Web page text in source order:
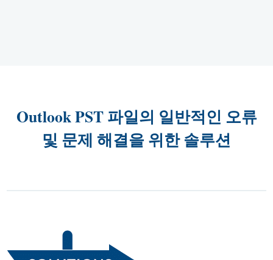
Outlook PST 파일의 일반적인 오류
및 문제 해결을 위한 솔루션